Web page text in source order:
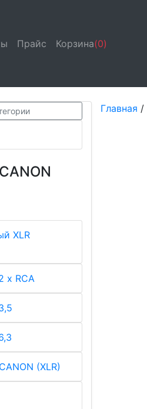
(current)
Прайс (current)
Корзина(0)
XLR
х RCA
(XLR)
Главная /